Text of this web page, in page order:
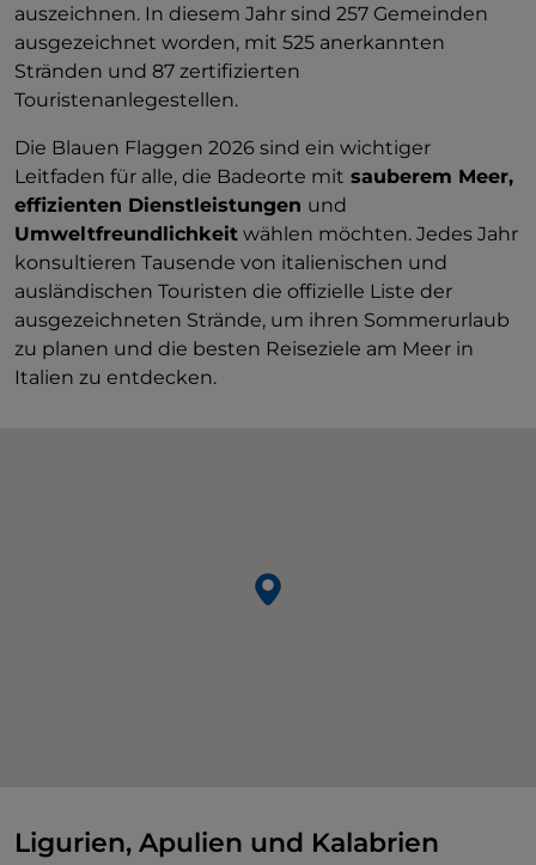
auszeichnen. In diesem Jahr sind 257 Gemeinden
ausgezeichnet worden, mit 525 anerkannten
Stränden und 87 zertifizierten
Touristenanlegestellen.
Die Blauen Flaggen 2026 sind ein wichtiger
Leitfaden für alle, die Badeorte mit sauberem Meer,
effizienten Dienstleistungen und
Umweltfreundlichkeit wählen möchten. Jedes Jahr
konsultieren Tausende von italienischen und
ausländischen Touristen die offizielle Liste der
ausgezeichneten Strände, um ihren Sommerurlaub
zu planen und die besten Reiseziele am Meer in
Italien zu entdecken.
Ligurien, Apulien und Kalabrien